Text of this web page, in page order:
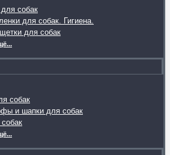
собак
для собак. Гигиена.
для собак
собак
и шапки для собак